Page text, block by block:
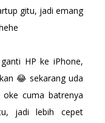
gitu, jadi emang
HP ke iPhone,
😂 sekarang uda
cuma batrenya
jadi lebih cepet